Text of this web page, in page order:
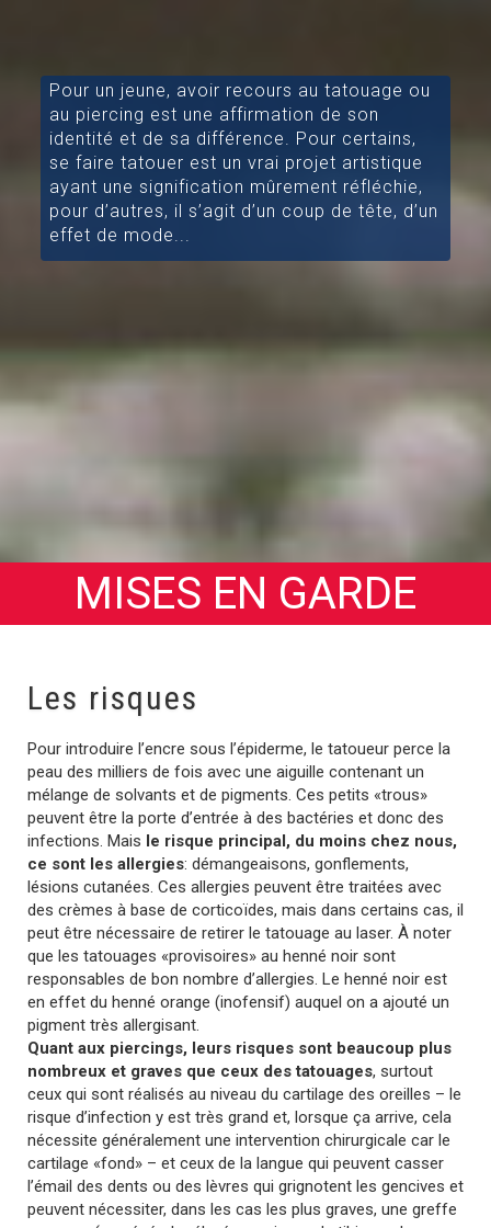
Pour un jeune, avoir recours au tatouage ou
au piercing est une affirmation de son
identité et de sa différence. Pour certains,
se faire tatouer est un vrai projet artistique
ayant une signification mûrement réfléchie,
pour d’autres, il s’agit d’un coup de tête, d’un
effet de mode...
MISES EN GARDE
Les risques
Pour introduire l’encre sous l’épiderme, le tatoueur perce la
peau des milliers de fois avec une aiguille contenant un
mélange de solvants et de pigments. Ces petits «trous»
peuvent être la porte d’entrée à des bactéries et donc des
infections. Mais le risque principal, du moins chez nous,
ce sont les allergies: démangeaisons, gonflements,
lésions cutanées. Ces allergies peuvent être traitées avec
des crèmes à base de corticoïdes, mais dans certains cas, il
peut être nécessaire de retirer le tatouage au laser. À noter
que les tatouages «provisoires» au henné noir sont
responsables de bon nombre d’allergies. Le henné noir est
en effet du henné orange (inofensif) auquel on a ajouté un
pigment très allergisant.
Quant aux piercings, leurs risques sont beaucoup plus
nombreux et graves que ceux des tatouages, surtout
ceux qui sont réalisés au niveau du cartilage des oreilles – le
risque d’infection y est très grand et, lorsque ça arrive, cela
nécessite généralement une intervention chirurgicale car le
cartilage «fond» – et ceux de la langue qui peuvent casser
l’émail des dents ou des lèvres qui grignotent les gencives et
peuvent nécessiter, dans les cas les plus graves, une greffe